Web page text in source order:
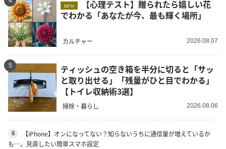
new
でわかる「あなたが今、最も輝く場所」
カルチャー 2026.08.07
5
ティッシュの空き箱を半分に切ると「サッ
と取り出せる」「残量がひと目でわかる」
【トイレ収納術3選】
掃除・暮らし 2026.08.06
6
【iPhone】オンになってない？知らないうちに通信量が増えているか
も…。見直したい簡単スマホ設定